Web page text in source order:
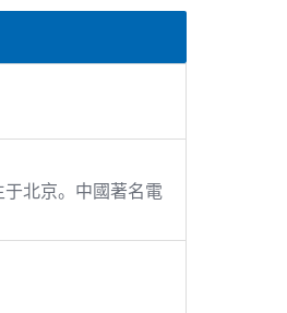
北京。中國著名電